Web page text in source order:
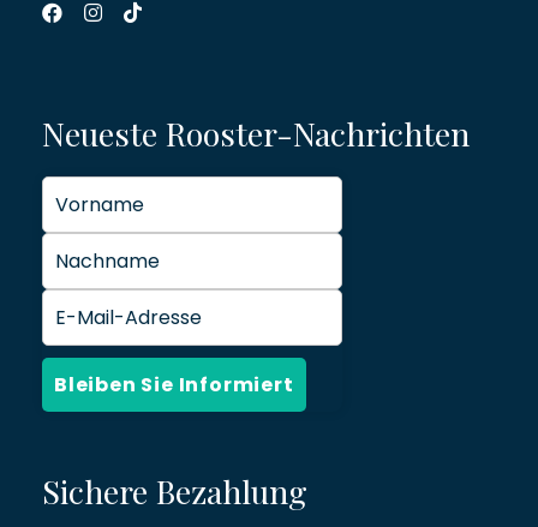
Neueste Rooster-Nachrichten
Sichere Bezahlung